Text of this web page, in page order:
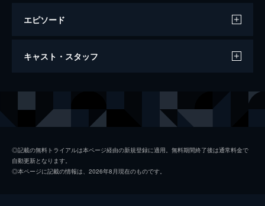
エピソード
バケモノの子
キャスト・スタッフ
九太（少年期） 宮崎あおい
◎記載の無料トライアルは本ページ経由の新規登録に適用。無料期間終了後は通常料金で
自動更新となります。
◎本ページに記載の情報は、2026年8月現在のものです。